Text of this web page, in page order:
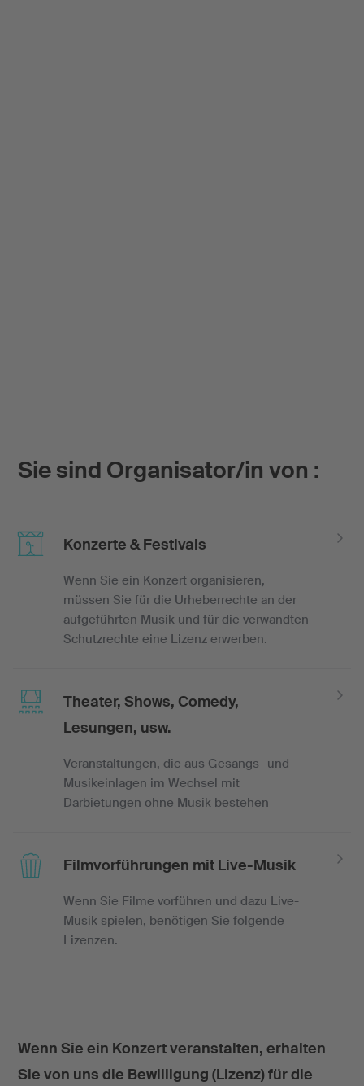
Sie sind Organisator/in von :
Konzerte & Festivals
Wenn Sie ein Konzert organisieren,
müssen Sie für die Urheberrechte an der
aufgeführten Musik und für die verwandten
Schutzrechte eine Lizenz erwerben.
Theater, Shows, Comedy,
Lesungen, usw.
Veranstaltungen, die aus Gesangs- und
Musikeinlagen im Wechsel mit
Darbietungen ohne Musik bestehen
Filmvorführungen mit Live-Musik
Wenn Sie Filme vorführen und dazu Live-
Musik spielen, benötigen Sie folgende
Lizenzen.
Wenn Sie ein Konzert veranstalten, erhalten
Sie von uns die Bewilligung (Lizenz) für die